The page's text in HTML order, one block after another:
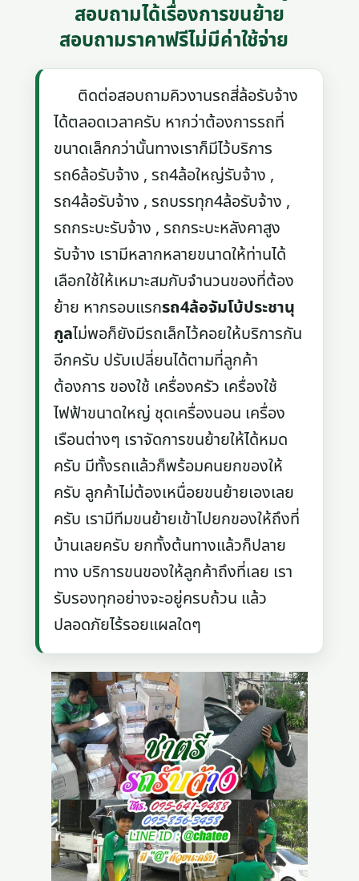
สอบถามได้เรื่องการขนย้าย
สอบถามราคาฟรีไม่มีค่าใช้จ่าย
ติดต่อสอบถามคิวงานรถสี่ล้อรับจ้าง
ได้ตลอดเวลาครับ หากว่าต้องการรถที่
ขนาดเล็กกว่านั้นทางเราก็มีไว้บริการ
รถ6ล้อรับจ้าง , รถ4ล้อใหญ่รับจ้าง ,
รถ4ล้อรับจ้าง , รถบรรทุก4ล้อรับจ้าง ,
รถกระบะรับจ้าง , รถกระบะหลังคาสูง
รับจ้าง เรามีหลากหลายขนาดให้ท่านได้
เลือกใช้ให้เหมาะสมกับจำนวนของที่ต้อง
ย้าย หากรอบแรกรถ4ล้อจัมโบ้ประชานุ
กูลไม่พอก็ยังมีรถเล็กไว้คอยให้บริการกัน
อีกครับ ปรับเปลี่ยนได้ตามที่ลูกค้า
ต้องการ ของใช้ เครื่องครัว เครื่องใช้
ไฟฟ้าขนาดใหญ่ ชุดเครื่องนอน เครื่อง
เรือนต่างๆ เราจัดการขนย้ายให้ได้หมด
ครับ มีทั้งรถแล้วก็พร้อมคนยกของให้
ครับ ลูกค้าไม่ต้องเหนื่อยขนย้ายเองเลย
ครับ เรามีทีมขนย้ายเข้าไปยกของให้ถึงที่
บ้านเลยครับ ยกทั้งต้นทางแล้วก็ปลาย
ทาง บริการขนของให้ลูกค้าถึงที่เลย เรา
รับรองทุกอย่างจะอยู่ครบถ้วน แล้ว
ปลอดภัยไร้รอยแผลใดๆ